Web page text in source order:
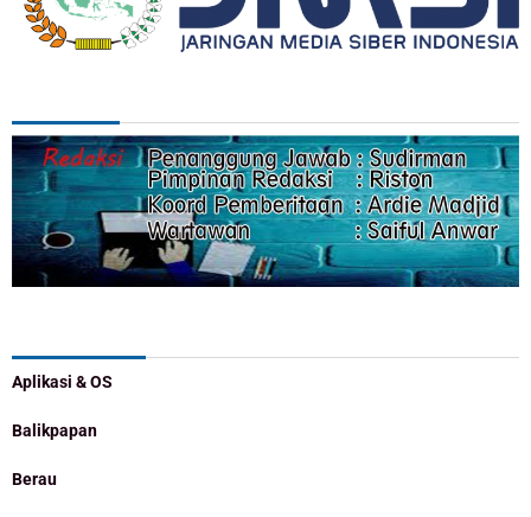
Aplikasi & OS
Balikpapan
Berau